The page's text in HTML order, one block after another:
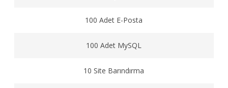
100 Adet E-Posta
100 Adet MySQL
10 Site Barındırma